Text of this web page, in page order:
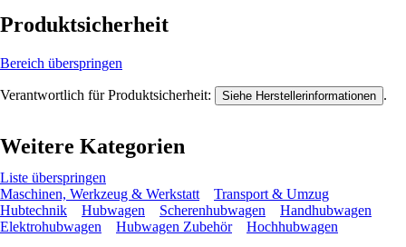
Produktsicherheit
Bereich überspringen
Verantwortlich für Produktsicherheit: Siehe Herstellerinformationen .
Weitere Kategorien
Liste überspringen
Maschinen, Werkzeug & Werkstatt
Transport & Umzug
Hubtechnik
Hubwagen Scherenhubwagen
Handhubwagen
Elektrohubwagen
Hubwagen Zubehör Hochhubwagen